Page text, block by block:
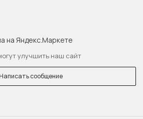
улучшить наш сайт
сообщение